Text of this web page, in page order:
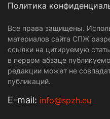
Политика
Все права защищены.
материалов сайта СПЖ
ссылки на цитируемую
в первом абзаце
редакции может не
публикаций.
Е-mail: info@spzh.eu